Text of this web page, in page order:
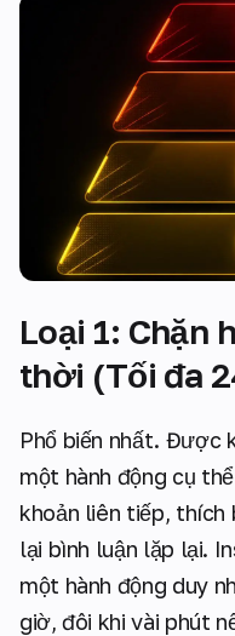
Loại 1: Chặn
thời (Tối đa
Phổ biến nhất. Được
một hành động cụ
khoản liên tiếp, thích
lại bình luận lặp lại.
một hành động duy
giờ, đôi khi vài phút